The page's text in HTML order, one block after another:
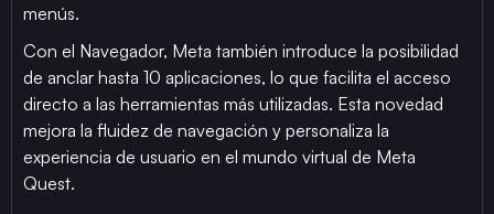
menús.
Con el Navegador, Meta también introduce la posibilidad
de anclar hasta 10 aplicaciones, lo que facilita el acceso
directo a las herramientas más utilizadas. Esta novedad
mejora la fluidez de navegación y personaliza la
experiencia de usuario en el mundo virtual de Meta
Quest.